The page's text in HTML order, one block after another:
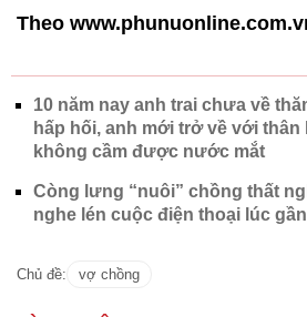
Theo
10 năm nay anh trai chưa về
hấp hối, anh mới trở về với
không cầm được nước mắt
Còng lưng “nuôi” chồng thất
nghe lén cuộc điện thoại lúc
Chủ đề: vợ chồng